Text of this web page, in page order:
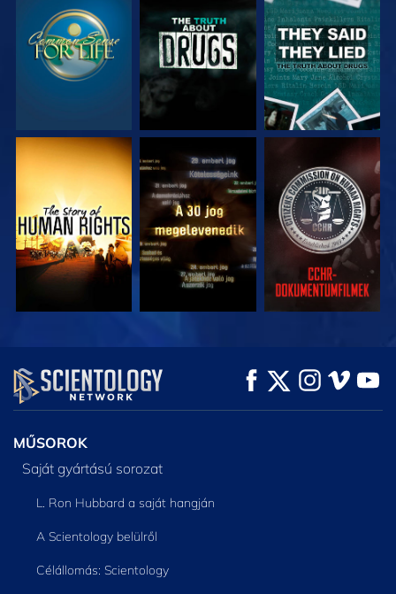
MŰSORNÉZÉS MŰSORNÉZÉS MŰSORNÉZÉS
MŰSORNÉZÉS MŰSORNÉZÉS MŰSORNÉZÉS
MŰSORNÉZÉS MŰSORNÉZÉS
A SOROZAT
RÉSZEI
MŰSOROK
Saját gyártású sorozat
L. Ron Hubbard a saját hangján
A Scientology belülről
Célállomás: Scientology